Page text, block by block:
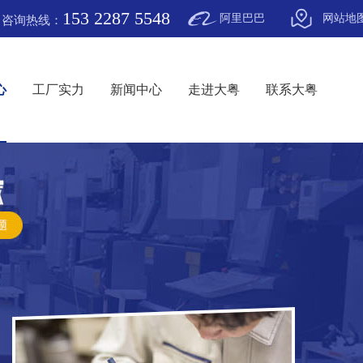
咨询热线： 153 2287 5548 阿里巴巴 网站地
工厂实力 新闻中心 走进大粤 联系大粤